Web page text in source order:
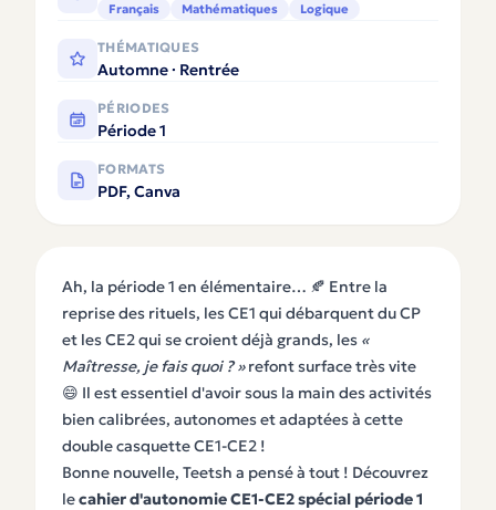
Ah, la période 1 en élémentaire… 🍂 Entre la
reprise des rituels, les CE1 qui débarquent du CP
et les CE2 qui se croient déjà grands, les «
Maîtresse, je fais quoi ? »refont surface très vite
😄 Il est essentiel d'avoir sous la main des activités
bien calibrées, autonomes et adaptées à cette
double casquette CE1-CE2 !
Bonne nouvelle, Teetsh a pensé à tout ! Découvrez
lecahier d'autonomie CE1-CE2 spécial période 1
Français Mathématiques Logique
THÉMATIQUES
Automne · Rentrée
PÉRIODES
Période 1
FORMATS
PDF, Canva